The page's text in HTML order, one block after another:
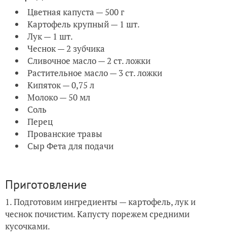
Цветная капуста — 500 г
Картофель крупный — 1 шт.
Лук — 1 шт.
Чеснок — 2 зубчика
Сливочное масло — 2 ст. ложки
Растительное масло — 3 ст. ложки
Кипяток — 0,75 л
Молоко — 50 мл
Соль
Перец
Прованские травы
Сыр Фета для подачи
Приготовление
1. Подготовим ингредиенты — картофель, лук и
чеснок почистим. Капусту порежем средними
кусочками.